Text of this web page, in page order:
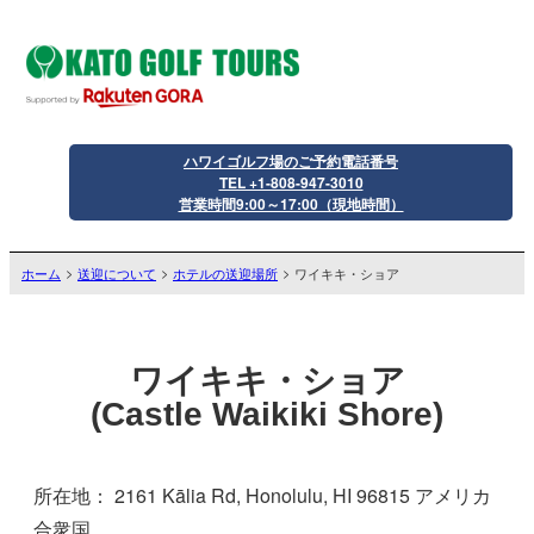
ハワイゴルフ場のご予約電話番号
TEL +1-808-947-3010
営業時間9:00～17:00（現地時間）
ホーム 送迎について ホテルの送迎場所 ワイキキ・ショア
ワイキキ・ショア
(Castle Waikiki Shore)
所在地： 2161 Kālia Rd, Honolulu, HI 96815 アメリカ
合衆国